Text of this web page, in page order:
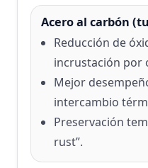
Acero al carbón
Reducción de
incrustación por
Mejor
intercambio
Preservación
rust”.